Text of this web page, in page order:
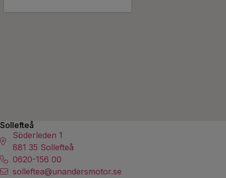
Sollefteå
Söderleden 1
881 35 Sollefteå
0620-156 00
solleftea@unandersmotor.se